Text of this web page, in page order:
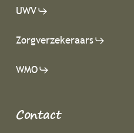
UWV
Zorgverzekeraars
WMO
Contact